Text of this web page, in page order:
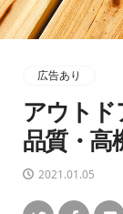
広告あり
アウト
品質・高
2021.01.05